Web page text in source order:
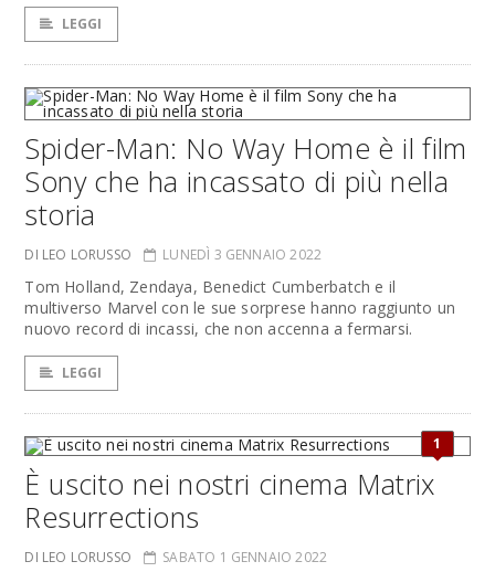
LEGGI
Spider-Man: No Way Home è il film
Sony che ha incassato di più nella
storia
DI LEO LORUSSO LUNEDÌ 3 GENNAIO 2022
Tom Holland, Zendaya, Benedict Cumberbatch e il
multiverso Marvel con le sue sorprese hanno raggiunto un
nuovo record di incassi, che non accenna a fermarsi.
LEGGI
1
È uscito nei nostri cinema Matrix
Resurrections
DI LEO LORUSSO SABATO 1 GENNAIO 2022